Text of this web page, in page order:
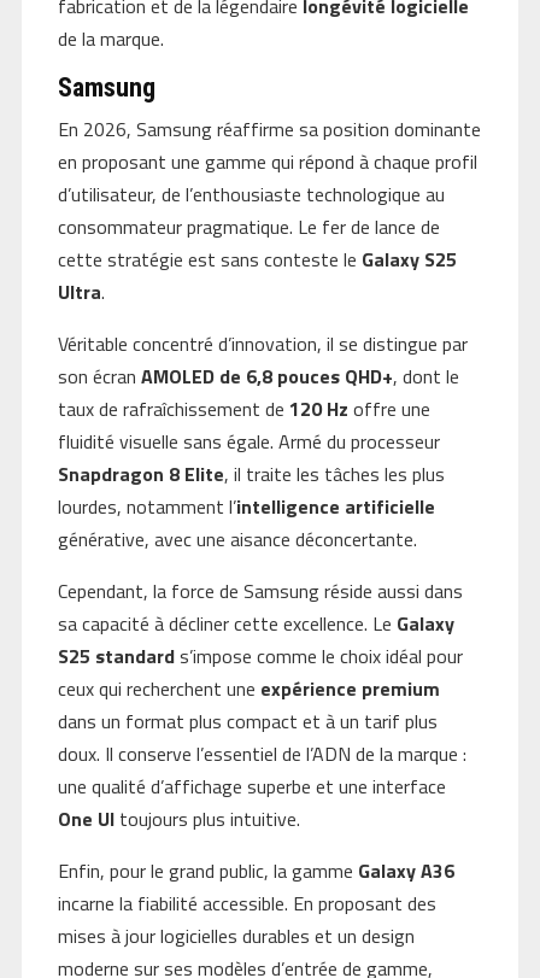
de la marque.
Samsung
En 2026, Samsung réaffirme sa position dominante
en proposant une gamme qui répond à chaque profil
d’utilisateur, de l’enthousiaste technologique au
consommateur pragmatique. Le fer de lance de
cette stratégie est sans conteste le Galaxy S25
Ultra.
Véritable concentré d’innovation, il se distingue par
son écran AMOLED de 6,8 pouces QHD+, dont le
taux de rafraîchissement de 120 Hz offre une
fluidité visuelle sans égale. Armé du processeur
Snapdragon 8 Elite, il traite les tâches les plus
lourdes, notamment l’intelligence artificielle
générative, avec une aisance déconcertante.
Cependant, la force de Samsung réside aussi dans
sa capacité à décliner cette excellence. Le Galaxy
S25 standards’impose comme le choix idéal pour
ceux qui recherchent une expérience premium
dans un format plus compact et à un tarif plus
doux. Il conserve l’essentiel de l’ADN de la marque :
une qualité d’affichage superbe et une interface
One UItoujours plus intuitive.
Enfin, pour le grand public, la gamme Galaxy A36
incarne la fiabilité accessible. En proposant des
mises à jour logicielles durables et un design
moderne sur ses modèles d’entrée de gamme,